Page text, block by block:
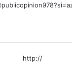
http://